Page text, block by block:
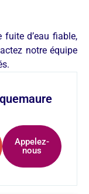
fuite d’eau fiable,
notre équipe
Appelez-
nous